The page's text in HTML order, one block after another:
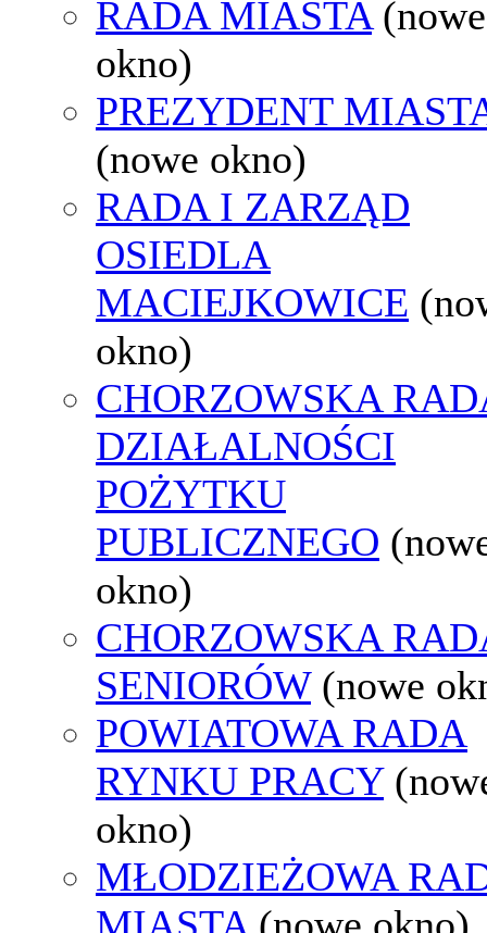
RADA MIASTA (nowe
okno)
PREZYDENT
(nowe okno)
RADA I ZARZĄD
OSIEDLA
MACIEJKOWICE
okno)
CHORZOWSKA
DZIAŁALNOŚCI
POŻYTKU
PUBLICZNEGO
okno)
CHORZOWSKA
SENIORÓW (nowe
POWIATOWA RADA
RYNKU PRACY
okno)
MŁODZIEŻOWA